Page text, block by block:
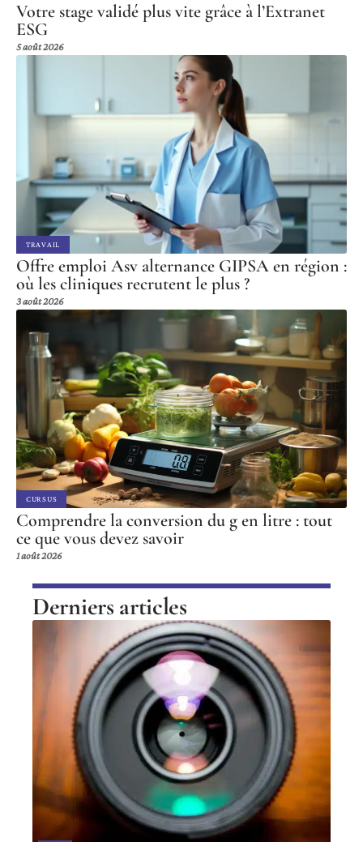
Votre stage validé plus vite grâce à l’Extranet
ESG
5 août 2026
TRAVAIL
Offre emploi Asv alternance GIPSA en région :
où les cliniques recrutent le plus ?
3 août 2026
CURSUS
Comprendre la conversion du g en litre : tout
ce que vous devez savoir
1 août 2026
Derniers articles